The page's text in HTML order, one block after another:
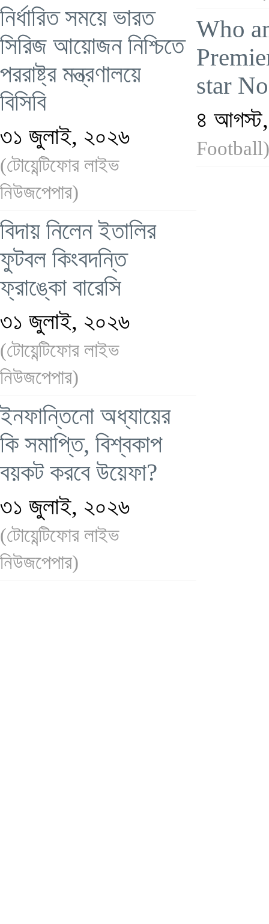
নির্ধারিত সময়ে ভারত
সিরিজ আয়োজন নিশ্চিতে
পররাষ্ট্র মন্ত্রণালয়ে
বিসিবি
৩১ জুলাই, ২০২৬
(টোয়েন্টিফোর লাইভ
নিউজপেপার)
বিদায় নিলেন ইতালির
ফুটবল কিংবদন্তি
ফ্রাঙ্কো বারেসি
৩১ জুলাই, ২০২৬
(টোয়েন্টিফোর লাইভ
নিউজপেপার)
ইনফান্তিনো অধ্যায়ের
কি সমাপ্তি, বিশ্বকাপ
বয়কট করবে উয়েফা?
৩১ জুলাই, ২০২৬
(টোয়েন্টিফোর লাইভ
নিউজপেপার)
Who
star
৪
Football)